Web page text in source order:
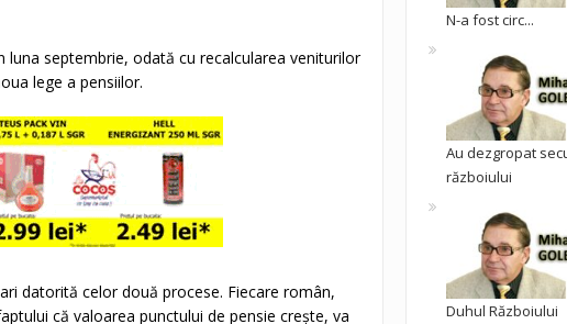
septembrie, odată cu recalcularea veniturilor
lege a pensiilor.
datorită celor două procese. Fiecare român,
că valoarea punctului de pensie crește, va
N-a fost circ...
Au dezgropat
războiului
Duhul Războiului